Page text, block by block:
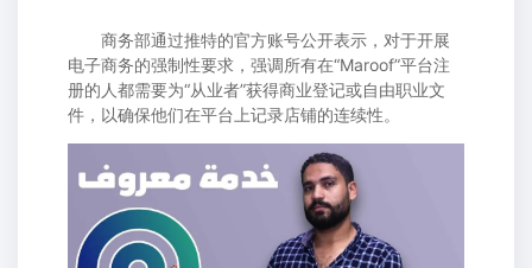
商务部通过推特的官方账号公开表示，对于开展
电子商务的强制性要求，强调所有在“Maroof”平台注
册的人都需要为“从业者”获得商业登记或自由职业文
件，以确保他们在平台上记录店铺的连续性。